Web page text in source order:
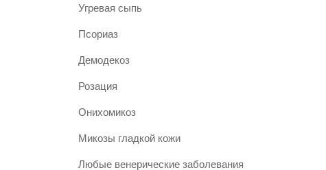
Угревая сыпь
Псориаз
Демодекоз
Розация
Онихомикоз
Микозы гладкой кожи
Любые венерические заболевания